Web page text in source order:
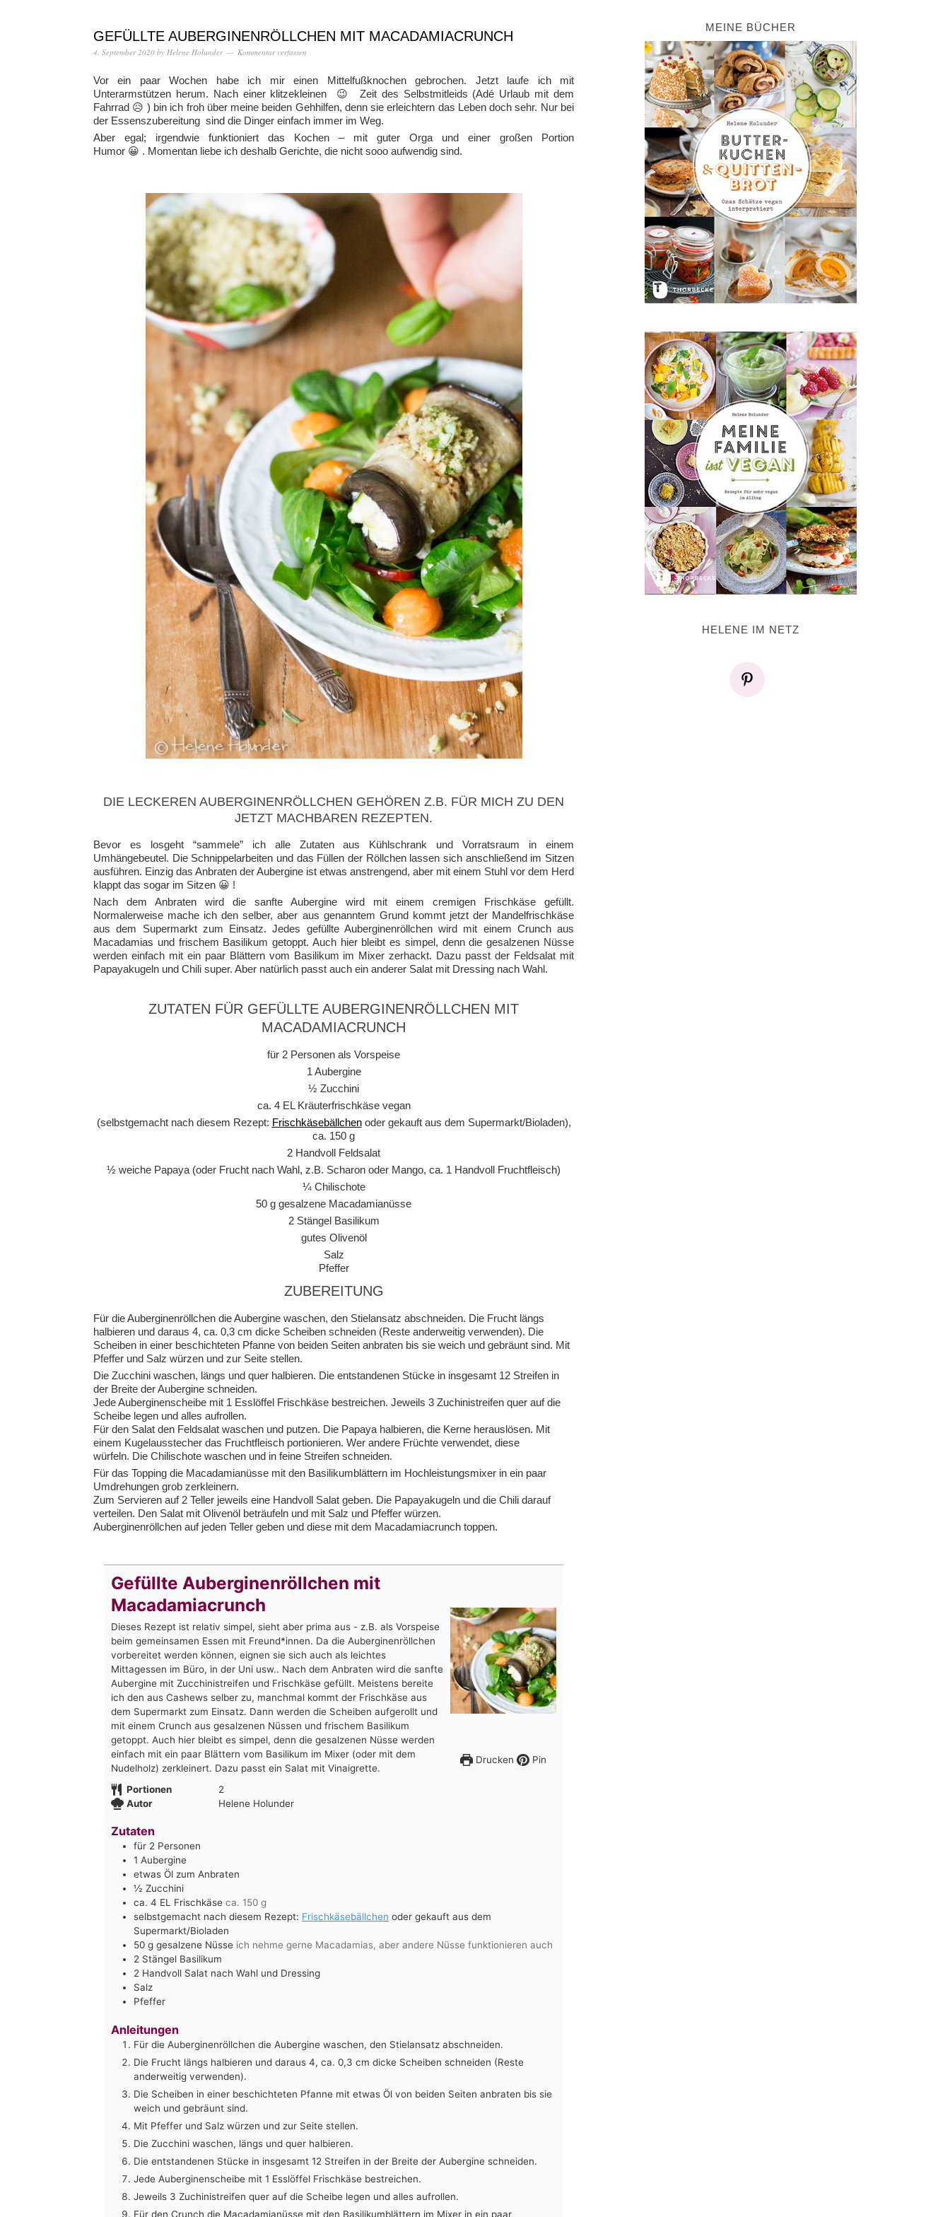
GEFÜLLTE AUBERGINENRÖLLCHEN MIT MACADAMIACRUNCH
4. September 2020 by Helene Holunder Kommentar verfassen
Vor ein paar Wochen habe ich mir einen Mittelfußknochen gebrochen. Jetzt laufe ich mit
Unterarmstützen herum. Nach einer klitzekleinen 😉 Zeit des Selbstmitleids (Adé Urlaub mit dem
Fahrrad 😥 ) bin ich froh über meine beiden Gehhilfen, denn sie erleichtern das Leben doch sehr. Nur bei
der Essenszubereitung sind die Dinger einfach immer im Weg.
Aber egal; irgendwie funktioniert das Kochen – mit guter Orga und einer großen Portion
Humor 😀 . Momentan liebe ich deshalb Gerichte, die nicht sooo aufwendig sind.
DIE LECKEREN AUBERGINENRÖLLCHEN GEHÖREN Z.B. FÜR MICH ZU DEN
JETZT MACHBAREN REZEPTEN.
Bevor es losgeht “sammele” ich alle Zutaten aus Kühlschrank und Vorratsraum in einem
Umhängebeutel. Die Schnippelarbeiten und das Füllen der Röllchen lassen sich anschließend im Sitzen
ausführen. Einzig das Anbraten der Aubergine ist etwas anstrengend, aber mit einem Stuhl vor dem Herd
klappt das sogar im Sitzen 😀 !
Nach dem Anbraten wird die sanfte Aubergine wird mit einem cremigen Frischkäse gefüllt.
Normalerweise mache ich den selber, aber aus genanntem Grund kommt jetzt der Mandelfrischkäse
aus dem Supermarkt zum Einsatz. Jedes gefüllte Auberginenröllchen wird mit einem Crunch aus
Macadamias und frischem Basilikum getoppt. Auch hier bleibt es simpel, denn die gesalzenen Nüsse
werden einfach mit ein paar Blättern vom Basilikum im Mixer zerhackt. Dazu passt der Feldsalat mit
Papayakugeln und Chili super. Aber natürlich passt auch ein anderer Salat mit Dressing nach Wahl.
ZUTATEN FÜR GEFÜLLTE AUBERGINENRÖLLCHEN MIT
MACADAMIACRUNCH
für 2 Personen als Vorspeise
1 Aubergine
½ Zucchini
ca. 4 EL Kräuterfrischkäse vegan
(selbstgemacht nach diesem Rezept: Frischkäsebällchenoder gekauft aus dem Supermarkt/Bioladen),
ca. 150 g
2 Handvoll Feldsalat
½ weiche Papaya (oder Frucht nach Wahl, z.B. Scharon oder Mango, ca. 1 Handvoll Fruchtfleisch)
¼ Chilischote
50 g gesalzene Macadamianüsse
2 Stängel Basilikum
gutes Olivenöl
Salz
Pfeffer
ZUBEREITUNG
Für die Auberginenröllchen die Aubergine waschen, den Stielansatz abschneiden. Die Frucht längs
halbieren und daraus 4, ca. 0,3 cm dicke Scheiben schneiden (Reste anderweitig verwenden). Die
Scheiben in einer beschichteten Pfanne von beiden Seiten anbraten bis sie weich und gebräunt sind. Mit
Pfeffer und Salz würzen und zur Seite stellen.
Die Zucchini waschen, längs und quer halbieren. Die entstandenen Stücke in insgesamt 12 Streifen in
der Breite der Aubergine schneiden.
Jede Auberginenscheibe mit 1 Esslöffel Frischkäse bestreichen. Jeweils 3 Zuchinistreifen quer auf die
Scheibe legen und alles aufrollen.
Für den Salat den Feldsalat waschen und putzen. Die Papaya halbieren, die Kerne herauslösen. Mit
einem Kugelausstecher das Fruchtfleisch portionieren. Wer andere Früchte verwendet, diese
würfeln. Die Chilischote waschen und in feine Streifen schneiden.
Für das Topping die Macadamianüsse mit den Basilikumblättern im Hochleistungsmixer in ein paar
Umdrehungen grob zerkleinern.
Zum Servieren auf 2 Teller jeweils eine Handvoll Salat geben. Die Papayakugeln und die Chili darauf
verteilen. Den Salat mit Olivenöl beträufeln und mit Salz und Pfeffer würzen.
Auberginenröllchen auf jeden Teller geben und diese mit dem Macadamiacrunch toppen.
Drucken Pin
Gefüllte Auberginenröllchen mit
Macadamiacrunch
Dieses Rezept ist relativ simpel, sieht aber prima aus - z.B. als Vorspeise
beim gemeinsamen Essen mit Freund*innen. Da die Auberginenröllchen
vorbereitet werden können, eignen sie sich auch als leichtes
Mittagessen im Büro, in der Uni usw.. Nach dem Anbraten wird die sanfte
Aubergine mit Zucchinistreifen und Frischkäse gefüllt. Meistens bereite
ich den aus Cashews selber zu, manchmal kommt der Frischkäse aus
dem Supermarkt zum Einsatz. Dann werden die Scheiben aufgerollt und
mit einem Crunch aus gesalzenen Nüssen und frischem Basilikum
getoppt. Auch hier bleibt es simpel, denn die gesalzenen Nüsse werden
einfach mit ein paar Blättern vom Basilikum im Mixer (oder mit dem
Nudelholz) zerkleinert. Dazu passt ein Salat mit Vinaigrette.
Portionen
2
Autor
Helene Holunder
Zutaten
für 2 Personen
1 Aubergine
etwas Öl zum Anbraten
½ Zucchini
ca. 4 EL Frischkäse ca. 150 g
selbstgemacht nach diesem Rezept: Frischkäsebällchen oder gekauft aus dem
Supermarkt/Bioladen
50 g gesalzene Nüsse ich nehme gerne Macadamias, aber andere Nüsse funktionieren auch
2 Stängel Basilikum
2 Handvoll Salat nach Wahl und Dressing
Salz
Pfeffer
Anleitungen
Für die Auberginenröllchen die Aubergine waschen, den Stielansatz abschneiden.
Die Frucht längs halbieren und daraus 4, ca. 0,3 cm dicke Scheiben schneiden (Reste
anderweitig verwenden).
Die Scheiben in einer beschichteten Pfanne mit etwas Öl von beiden Seiten anbraten bis sie
weich und gebräunt sind.
Mit Pfeffer und Salz würzen und zur Seite stellen.
Die Zucchini waschen, längs und quer halbieren.
Die entstandenen Stücke in insgesamt 12 Streifen in der Breite der Aubergine schneiden.
Jede Auberginenscheibe mit 1 Esslöffel Frischkäse bestreichen.
Jeweils 3 Zuchinistreifen quer auf die Scheibe legen und alles aufrollen.
Für den Crunch die Macadamianüsse mit den Basilikumblättern im Mixer in ein paar
MEINE BÜCHER
HELENE IM NETZ